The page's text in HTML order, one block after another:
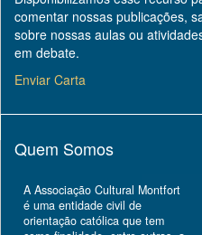
comentar nossas publicações,
sobre nossas aulas ou
em debate.
Enviar Carta
Quem Somos
A Associação Cultural Montfort
é uma entidade civil de
orientação católica que tem